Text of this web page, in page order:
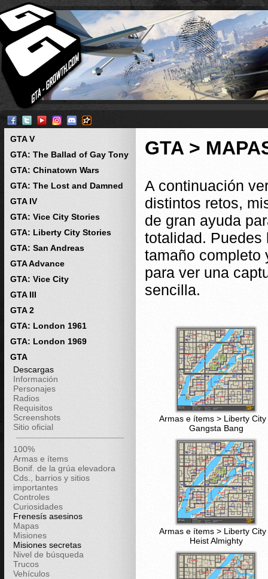
GTA V
GTA: The Ballad of Gay Tony
GTA: Chinatown Wars
GTA: The Lost and Damned
GTA IV
GTA: Vice City Stories
GTA: Liberty City Stories
GTA: San Andreas
GTA Advance
GTA: Vice City
GTA III
GTA 2
GTA: London 1961
GTA: London 1969
GTA
Descargas
Información
Personajes
Radios
Requisitos
Screenshots
Sitio oficial
100%
Armas e ítems
Bonif. de la grúa elevadora
Cds., barrios y sitios
importantes
Controles
Curiosidades
Frenesís asesinos
Mapas
Misiones
Misiones secretas
Nivel de búsqueda
Trucos
Vehículos
GTA >
A continuación
distintos retos,
de gran ayuda
totalidad. Puedes
tamaño completo
para ver una
sencilla.
Armas e ítems > Liberty City
Gangsta Bang
Armas e ítems > Liberty City
Heist Almighty